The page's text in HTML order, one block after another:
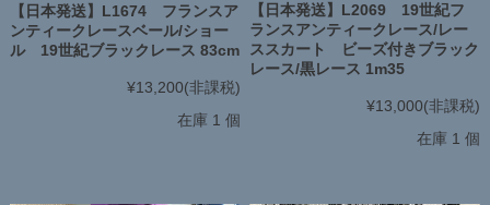
【日本発送】L1674 フランスア
ンティークレースベール/ショー
ル 19世紀ブラックレース 83cm
¥13,200(非課税)
在庫 1 個
【日本発送】L2069 19世紀フ
ランスアンティークレース/レー
ススカート ビーズ付きブラック
レース/黒レース 1m35
¥13,000(非課税)
在庫 1 個